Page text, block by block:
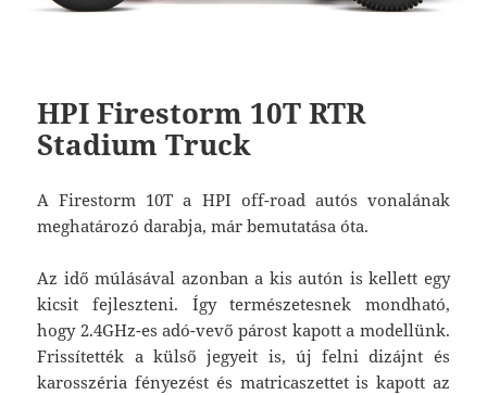
HPI Firestorm 10T RTR
Stadium Truck
A Firestorm 10T a HPI off-road autós vonalának
meghatározó darabja, már bemutatása óta.
Az idő múlásával azonban a kis autón is kellett egy
kicsit fejleszteni. Így természetesnek mondható,
hogy 2.4GHz-es adó-vevő párost kapott a modellünk.
Frissítették a külső jegyeit is, új felni dizájnt és
karosszéria fényezést és matricaszettet is kapott az